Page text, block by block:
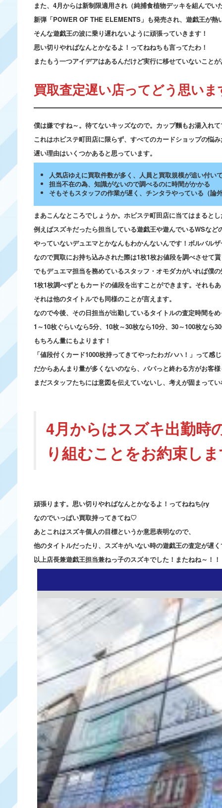
また、4月からは新制限適用され（純捕食植物デッキを組んで
新弾「POWER OF THE ELEMENTS」も発売され、遊戯王が熱
そんな遊戯王の波に乗り遅れないように頑張っていきます！
思い切りやればなんとかなるよ！ってねねちも言ってたわ！
またもう一つアイデアはあるんだけど実行に移せていないこと
買取査定遅い店ってどう思いま
僕は嫌ですね～。待てないキッズなので。カップ麵もお湯入れ
これはホビステ町田店に限らず、すべてのカードショップの悩
遅い理由はいくつかあると思っています。
人気店ゆえに買取件数が多く、人員と買取規模が追い付い
担当不在の為、知識がないので調べるのに時間がかかる
そもそもスタッフの作業が遅く、チンタラやっている（論
まあこんなところでしょうか。ホビステ町田店に当てはまると
例えばスズキだったら担当している遊戯王や遊んでいるWSな
やっていないデュエマとかなんもわかんないんです！ボルバル
なので買取にお持ち込みされた際は1枚1枚お値段を調べさせて
でもデュエマ担当を務めているスタッフ・オモダカがいれば僕
1枚1枚調べずともカードの値段を出すことができます。それも
それは他のタイトルでも同様のことが言えます。
なので今後、その日担当が出勤しているタイトルの査定時間を
1～10枚ぐらいなら5分、10枚～30枚なら10分、30～100枚なら
もちろん量にもよります！
「値段付くカード1000枚持ってきてやったわガハハ！」って感
だからあんまり量が多くないのなら、パパっと終わる方がお客
まだスタッフたちには意図を伝えていないし、考えが固まって
4月からはスズキ出勤時
り組むことをお約束し
頑張ります。思い切りやればなんとかなるよ！ってねねち(ry
なのでいっぱい買取持ってきてね♡
あとこれはスズキ個人の目標というか意思表明なので、
他のタイトルだったり、スズキがいない時の遊戯王の査定が遅
以上店長兼遊戯王担当兼ねっ子のスズキでした！またねね～！！